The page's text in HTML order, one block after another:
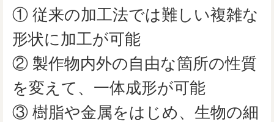
① 従来の加工法では難しい複雑な
形状に加工が可能
② 製作物内外の自由な箇所の性質
を変えて、一体成形が可能
③ 樹脂や金属をはじめ、生物の細